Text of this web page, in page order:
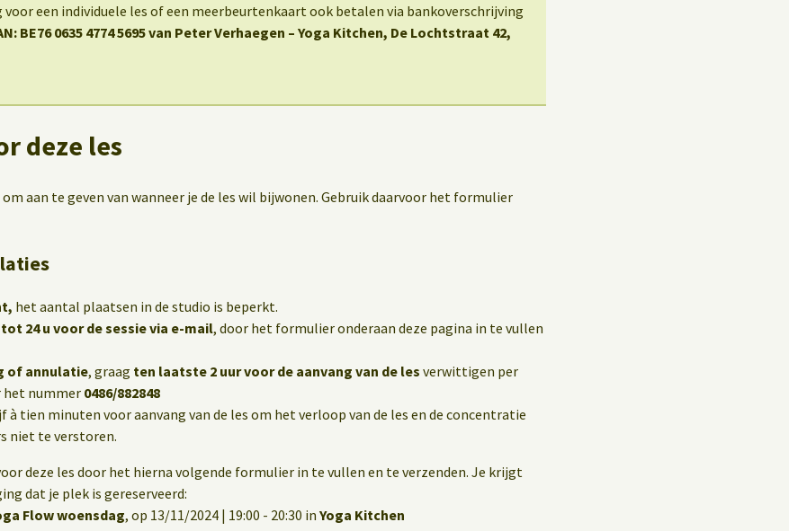
voor een individuele les of een meerbeurtenkaart ook betalen via bankoverschrijving
BE76 0635 4774 5695 van Peter Verhaegen – Yoga Kitchen, De Lochtstraat 42,
deze les
aan te geven van wanneer je de les wil bijwonen. Gebruik daarvoor het formulier
het aantal plaatsen in de studio is beperkt.
tot 24 u voor de sessie via e-mail, door het formulier onderaan deze pagina in te vullen
of annulatie, graag ten laatste 2 uur voor de aanvang van de les verwittigen per
het nummer 0486/882848
à tien minuten voor aanvang van de les om het verloop van de les en de concentratie
niet te verstoren.
deze les door het hierna volgende formulier in te vullen en te verzenden. Je krijgt
dat je plek is gereserveerd:
Flow woensdag, op 13/11/2024 | 19:00 - 20:30 in Yoga Kitchen